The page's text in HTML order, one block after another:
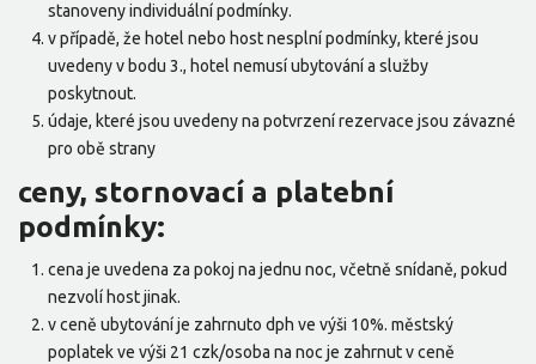
stanoveny individuální podmínky.
v případě, že hotel nebo host nesplní podmínky, které jsou
uvedeny v bodu 3., hotel nemusí ubytování a služby
poskytnout.
údaje, které jsou uvedeny na potvrzení rezervace jsou závazné
pro obě strany
ceny, stornovací a platební
podmínky:
cena je uvedena za pokoj na jednu noc, včetně snídaně, pokud
nezvolí host jinak.
v ceně ubytování je zahrnuto dph ve výši 10%. městský
poplatek ve výši 21 czk/osoba na noc je zahrnut v ceně